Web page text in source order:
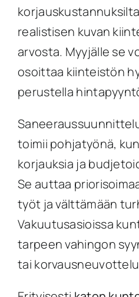
realistisen kuvan
arvosta. Myyjälle se
osoittaa kiinteistön
perustella
toimii pohjatyönä,
korjauksia ja
Se auttaa
työt ja välttämään
Vakuutusasioissa
tarpeen vahingon
tai